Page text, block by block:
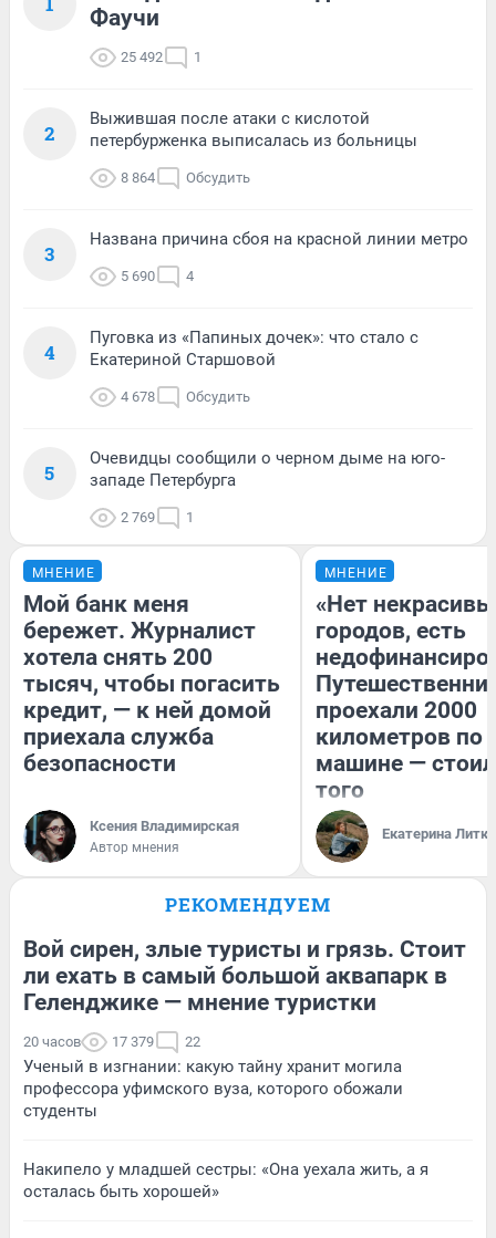
Фаучи
25 492 1
2
Выжившая после атаки с кислотой
петербурженка выписалась из больницы
8 864 Обсудить
3
Названа причина сбоя на красной линии метро
5 690 4
4
Пуговка из «Папиных дочек»: что стало с
Екатериной Старшовой
4 678 Обсудить
5
Очевидцы сообщили о черном дыме на юго-
западе Петербурга
2 769 1
МНЕНИЕ
Мой банк меня
бережет. Журналист
хотела снять 200
тысяч, чтобы погасить
кредит, — к ней домой
приехала служба
безопасности
Ксения Владимирская
Автор мнения
МНЕНИЕ
«Нет
городов, есть
проехали 2000
километров по
машине —
того
Екатерина
РЕКОМЕНДУЕМ
Вой сирен, злые туристы и грязь. Стоит
ли ехать в самый большой аквапарк в
Геленджике — мнение туристки
20 часов 17 379 22
Ученый в изгнании: какую тайну хранит могила
профессора уфимского вуза, которого обожали
студенты
Накипело у младшей сестры: «Она уехала жить, а я
осталась быть хорошей»